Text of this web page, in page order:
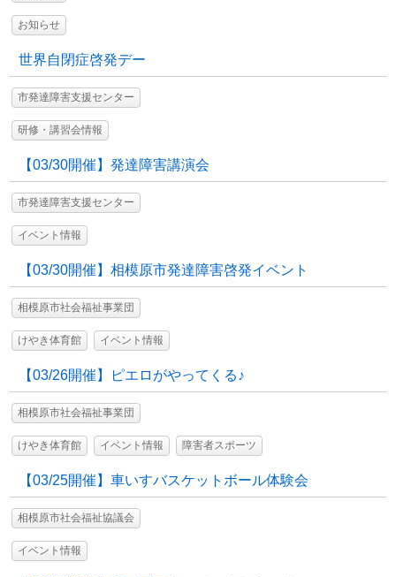
お知らせ
世界自閉症啓発デー
市発達障害支援センター
研修・講習会情報
【03/30開催】発達障害講演会
市発達障害支援センター
イベント情報
【03/30開催】相模原市発達障害啓発イベント
相模原市社会福祉事業団
けやき体育館 イベント情報
【03/26開催】ピエロがやってくる♪
相模原市社会福祉事業団
けやき体育館 イベント情報 障害者スポーツ
【03/25開催】車いすバスケットボール体験会
相模原市社会福祉協議会
イベント情報